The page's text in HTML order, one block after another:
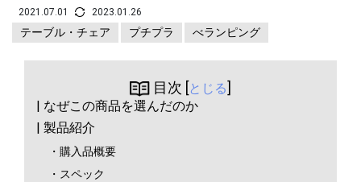
2021.07.01 2023.01.26
テーブル・チェア プチプラ べランピング
目次 [とじる]
| なぜこの商品を選んだのか
| 製品紹介
・購入品概要
・スペック